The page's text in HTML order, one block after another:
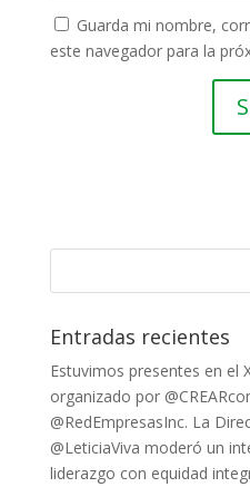
Guarda mi nombre,
este navegador para la
Entradas recientes
Estuvimos presentes en el
organizado por
@RedEmpresasInc. La
@LeticiaViva moderó un
liderazgo con equidad